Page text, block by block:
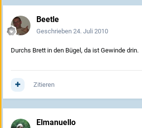
Beetle
Geschrieben 24. Juli 2010
Durchs Brett in den Bügel, da ist Gewinde drin.
Zitieren
Elmanuello